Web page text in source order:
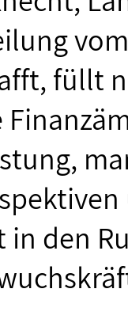
füllt
den